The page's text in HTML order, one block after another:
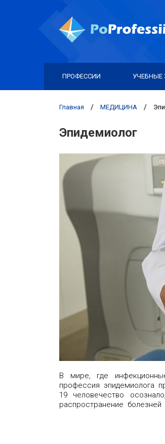
ПРОФЕССИИ УЧЕБНЫЕ
Главная / МЕДИЦИНА /
Эпидемиолог
В мире, где
профессия эпидемиолога
19 человечество
распространение